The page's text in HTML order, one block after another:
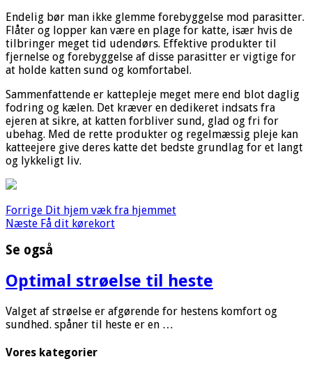
Endelig bør man ikke glemme forebyggelse mod parasitter.
Flåter og lopper kan være en plage for katte, især hvis de
tilbringer meget tid udendørs. Effektive produkter til
fjernelse og forebyggelse af disse parasitter er vigtige for
at holde katten sund og komfortabel.
Sammenfattende er kattepleje meget mere end blot daglig
fodring og kælen. Det kræver en dedikeret indsats fra
ejeren at sikre, at katten forbliver sund, glad og fri for
ubehag. Med de rette produkter og regelmæssig pleje kan
katteejere give deres katte det bedste grundlag for et langt
og lykkeligt liv.
Forrige Dit hjem væk fra hjemmet
Næste Få dit kørekort
Se også
Optimal strøelse til heste
Valget af strøelse er afgørende for hestens komfort og
sundhed. spåner til heste er en …
Vores kategorier